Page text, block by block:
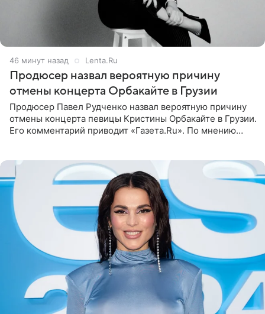
47 минут назад Lenta.Ru
Продюсер назвал вероятную причину
отмены концерта Орбакайте в Грузии
Продюсер Павел Рудченко назвал вероятную причину
отмены концерта певицы Кристины Орбакайте в Грузии.
Его комментарий приводит «Газета.Ru». По мнению